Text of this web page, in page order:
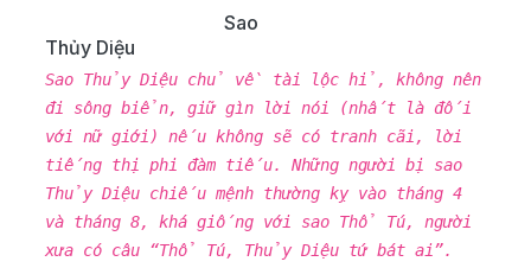
Sao
Thủy Diệu
Sao Thủy Diệu chủ về tài lộc hỉ, không nên
đi sông biển, giữ gìn lời nói (nhất là đối
với nữ giới) nếu không sẽ có tranh cãi, lời
tiếng thị phi đàm tiếu. Những người bị sao
Thủy Diệu chiếu mệnh thường kỵ vào tháng 4
và tháng 8, khá giống với sao Thổ Tú, người
xưa có câu “Thổ Tú, Thủy Diệu tứ bát ai”.